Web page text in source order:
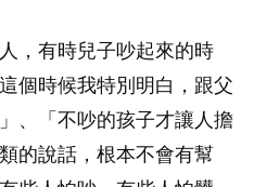
，有時兒子吵起來的時
個時候我特別明白，跟父
、「不吵的孩子才讓人擔
的說話，根本不會有幫